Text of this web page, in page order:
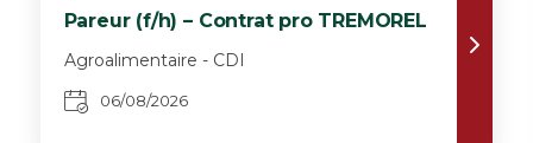
Pareur (f/h) – Contrat pro TREMOREL
Agroalimentaire - CDI
06/08/2026